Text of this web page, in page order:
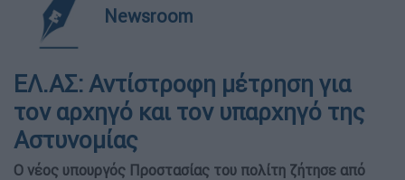
Newsroom
ΕΛ.ΑΣ: Αντίστροφη μέτρηση για
τον αρχηγό και τον υπαρχηγό της
Αστυνομίας
Ο νέος υπουργός Προστασίας του πολίτη ζήτησε από